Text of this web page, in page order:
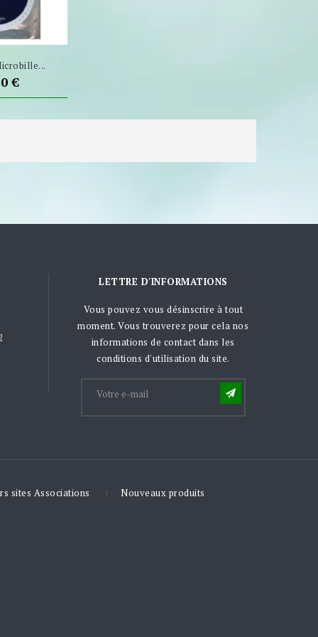
€
LETTRE D'INFORMATIONS
Vous pouvez vous désinscrire à tout
moment. Vous trouverez pour cela nos
informations de contact dans les
conditions d'utilisation du site.
sites Associations Nouveaux produits